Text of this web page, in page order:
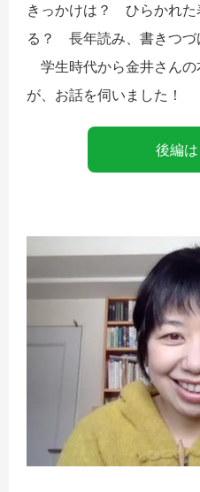
きっかけは？ ひらかれた
る？ 長年読み、書きつづ
学生時代から金井さんの
が、お話を伺いました！
後編